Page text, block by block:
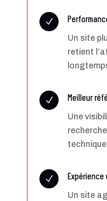
N
Un site
retient
N Meilleur
Une
N
Un site